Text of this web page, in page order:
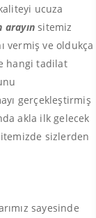
ucuza
arayın sitemiz
vermiş ve oldukça
hangi tadilat
gerçekleştirmiş
akla ilk gelecek
sizlerden
sayesinde